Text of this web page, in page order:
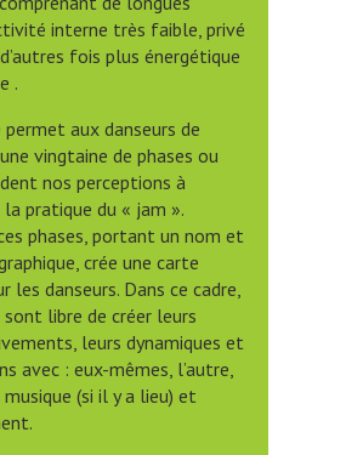
interne très faible, privé
fois plus énergétique
.
aux danseurs de
vingtaine de phases ou
nos perceptions à
la pratique du « jam ».
phases, portant un nom et
crée une carte
les danseurs. Dans ce cadre,
sont libre de créer leurs
leurs dynamiques et
avec : eux-mêmes, l’autre,
(si il y a lieu) et